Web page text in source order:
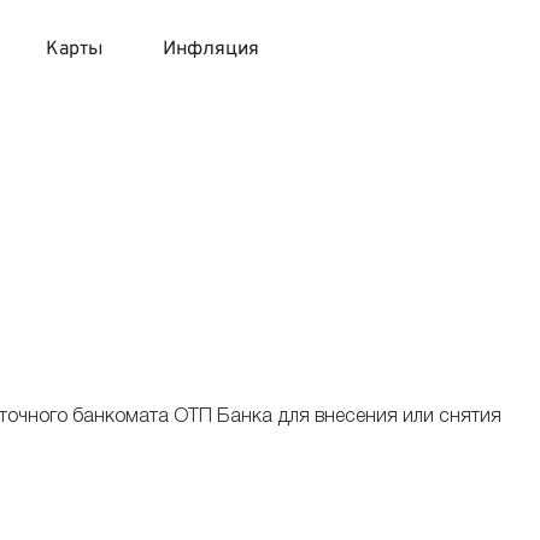
Карты Инфляция
банкомата ОТП Банка для внесения или снятия